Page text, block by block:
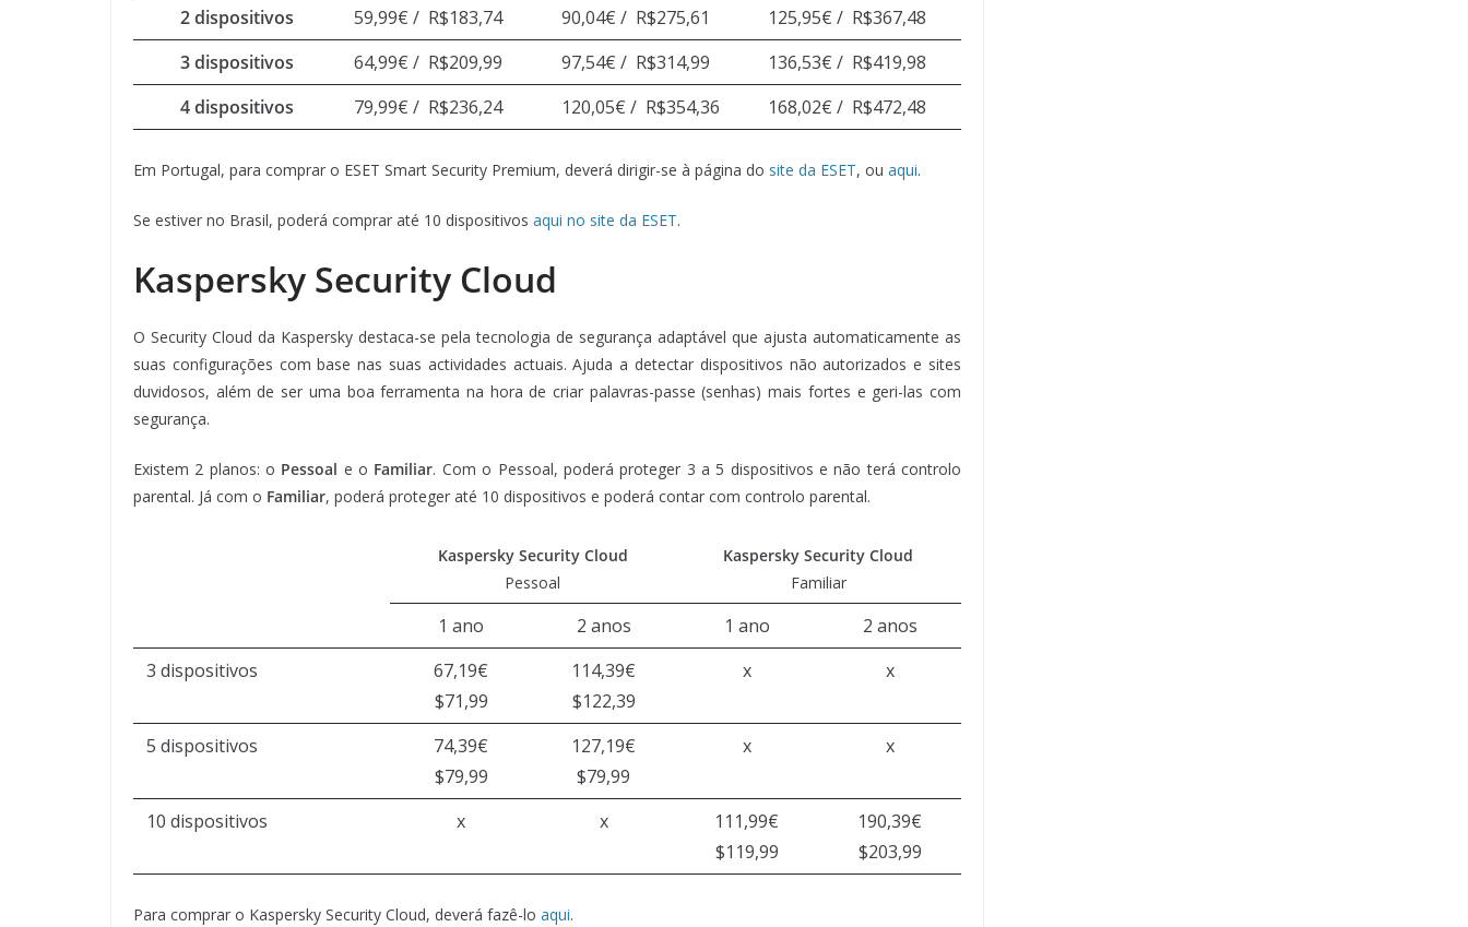
2 dispositivos
59,99€ / R$183,74 90,04€ / R$275,61 125,95€ / R$367,48
3 dispositivos
64,99€ / R$209,99 97,54€ / R$314,99 136,53€ / R$419,98
4 dispositivos
79,99€ / R$236,24 120,05€ / R$354,36 168,02€ / R$472,48
Em Portugal, para comprar o ESET Smart Security Premium, deverá dirigir-se à página do site da ESET, ou aqui.
Se estiver no Brasil, poderá comprar até 10 dispositivos aqui no site da ESET.
Kaspersky Security Cloud
O Security Cloud da Kaspersky destaca-se pela tecnologia de segurança adaptável que ajusta automaticamente as
suas configurações com base nas suas actividades actuais. Ajuda a detectar dispositivos não autorizados e sites
duvidosos, além de ser uma boa ferramenta na hora de criar palavras-passe (senhas) mais fortes e geri-las com
segurança.
Existem 2 planos: o Pessoal e o Familiar. Com o Pessoal, poderá proteger 3 a 5 dispositivos e não terá controlo
parental. Já com o Familiar, poderá proteger até 10 dispositivos e poderá contar com controlo parental.
Kaspersky Security Cloud
Pessoal
Kaspersky Security Cloud
Familiar
1 ano 2 anos 1 ano
2 anos
3 dispositivos
67,19€
$71,99
114,39€
$122,39
x x
5 dispositivos
74,39€
$79,99
127,19€
$79,99
x x
10 dispositivos x x
111,99€
$119,99
190,39€
$203,99
Para comprar o Kaspersky Security Cloud, deverá fazê-lo aqui.